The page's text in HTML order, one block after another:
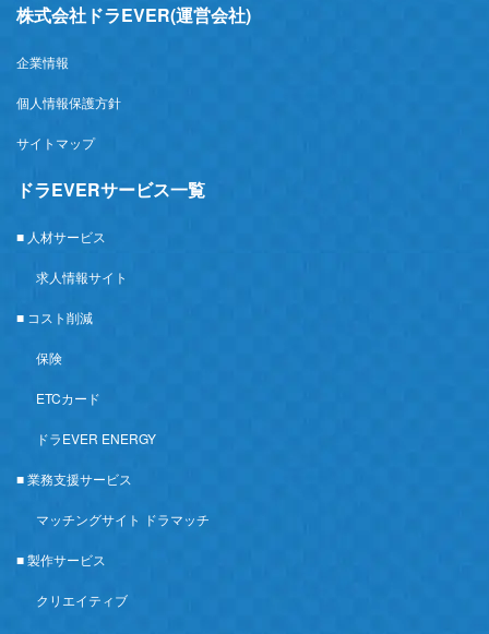
株式会社ドラEVER(運営会社)
企業情報
個人情報保護方針
サイトマップ
ドラEVERサービス一覧
■ 人材サービス
求人情報サイト
■ コスト削減
保険
ETCカード
ドラEVER ENERGY
■ 業務支援サービス
マッチングサイト ドラマッチ
■ 製作サービス
クリエイティブ